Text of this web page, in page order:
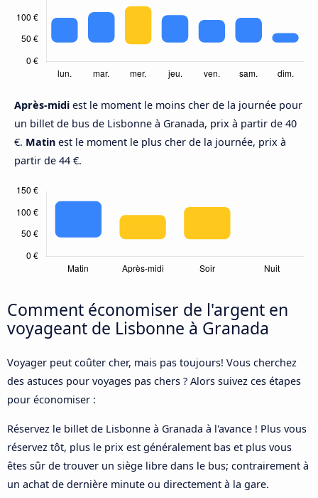
Après-midi est le moment le moins cher de la journée pour
un billet de bus de Lisbonne à Granada, prix à partir de 40
€. Matin est le moment le plus cher de la journée, prix à
partir de 44 €.
Comment économiser de l'argent en
voyageant de Lisbonne à Granada
Voyager peut coûter cher, mais pas toujours! Vous cherchez
des astuces pour voyages pas chers ? Alors suivez ces étapes
pour économiser :
Réservez le billet de Lisbonne à Granada à l'avance ! Plus vous
réservez tôt, plus le prix est généralement bas et plus vous
êtes sûr de trouver un siège libre dans le bus; contrairement à
un achat de dernière minute ou directement à la gare.